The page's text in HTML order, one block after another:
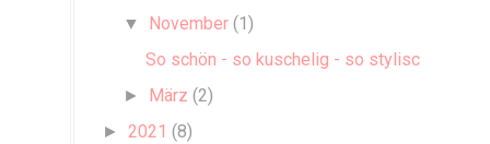
▼ November (1)
So schön - so kuschelig - so stylisch!
► März (2)
► 2021 (8)